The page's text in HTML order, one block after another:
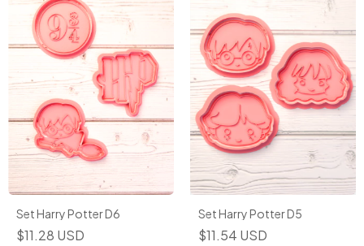
Set Harry Potter D6
$11.28 USD
Set Harry Potter D5
$11.54 USD